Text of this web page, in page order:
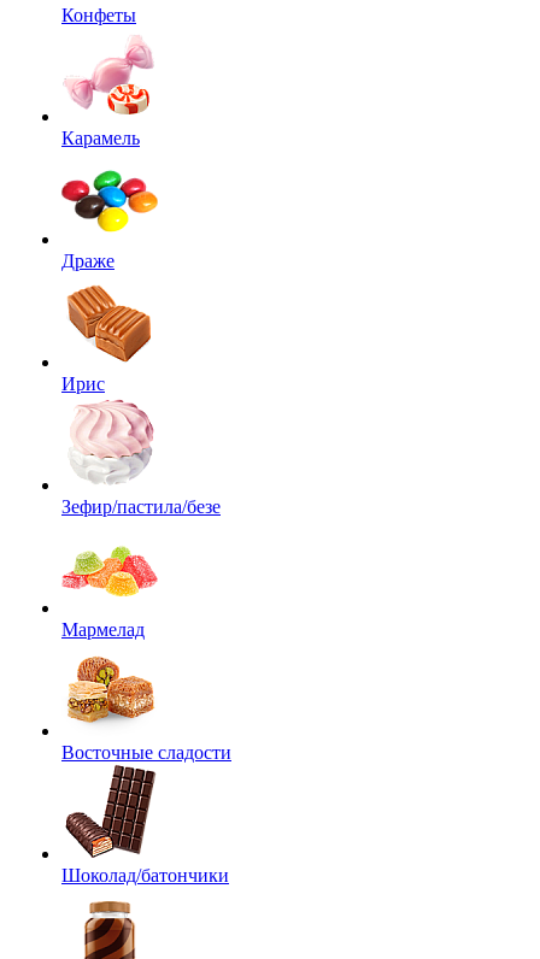
Конфеты
Карамель
Драже
Ирис
Зефир/пастила/безе
Мармелад
Восточные сладости
Шоколад/батончики